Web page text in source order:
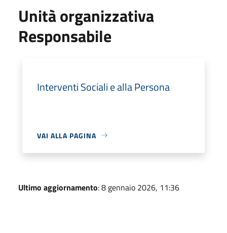
Unità organizzativa
Responsabile
Interventi Sociali e alla Persona
VAI ALLA PAGINA
Ultimo aggiornamento: 8 gennaio 2026, 11:36